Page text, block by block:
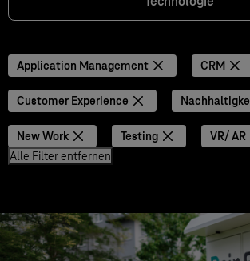
Application Management CRM
Customer Experience
New Work Testing
VR/ AR
Alle Filter entfernen